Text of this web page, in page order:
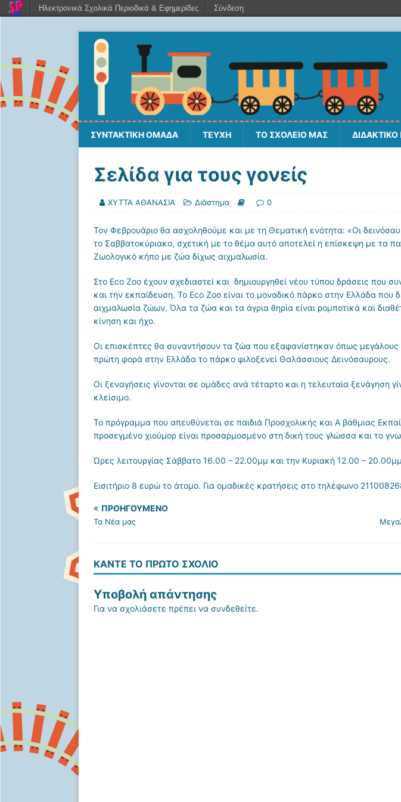
ΣΥΝΤΑΚΤΙΚΗ ΟΜΑΔΑ ΤΕΥΧΗ ΤΟ ΣΧΟΛΕΙΟ ΜΑΣ
Σελίδα για τους γονείς
ΧΥΤΤΑ ΑΘΑΝΑΣΙΑ Διάστημα 0
Τον Φεβρουάριο θα ασχοληθούμε και με τη Θεματική ενότητα: «Oι
το Σαββατοκύριακο, σχετική με το θέμα αυτό αποτελεί η επίσκεψη με τα
Ζωολογικό κήπο με ζώα δίχως αιχμαλωσία.
Στο Eco Zoo έχουν σχεδιαστεί και δημιουργηθεί νέου τύπου δράσεις που
και την εκπαίδευση. Το Eco Zoo είναι το μοναδικό πάρκο στην Ελλάδα που
αιχμαλωσία ζώων. Όλα τα ζώα και τα άγρια θηρία είναι ρομποτικά και
κίνηση και ήχο.
Οι επισκέπτες θα συναντήσουν τα ζώα που εξαφανίστηκαν όπως μεγάλους
πρώτη φορά στην Ελλάδα το πάρκο φιλοξενεί Θαλάσσιους Δεινόσαυρους.
Οι ξεναγήσεις γίνονται σε ομάδες ανά τέταρτο και η τελευταία ξενάγηση
κλείσιμο.
Το πρόγραμμα που απευθύνεται σε παιδιά Προσχολικής και Α βάθμιας
προσεγμένο χιούμορ είναι προσαρμοσμένο στη δική τους γλώσσα και το
Ώρες λειτουργίας Σάββατο 16.00 – 22.00μμ και την Κυριακή 12.00 – 20.00μμ
Εισιτήριο 8 ευρώ το άτομο. Για ομαδικές κρατήσεις στο τηλέφωνο
ΠΡΟΗΓΟΎΜΕΝΟ
Τα Νέα μας
ΚΆΝΤΕ ΤΟ ΠΡΏΤΟ ΣΧΌΛΙΟ
Υποβολή απάντησης
Για να σχολιάσετε πρέπει να συνδεθείτε.
Ηλεκτρονικά Σχολικά Περιοδικά & Εφημερίδες Σύνδεση